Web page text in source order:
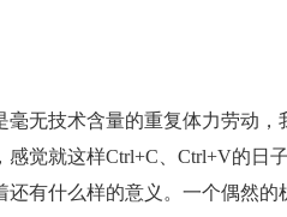
无技术含量的重复体力劳动，
觉就这样Ctrl+C、Ctrl+V的日
有什么样的意义。一个偶然的